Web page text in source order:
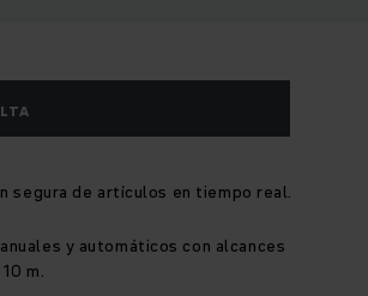
segura de artículos en tiempo real.
y automáticos con alcances
m.